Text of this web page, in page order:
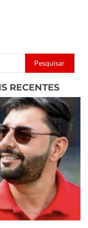
RECENTES